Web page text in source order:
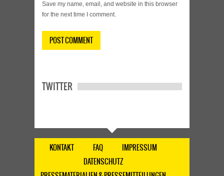
Save my name, email, and website in this browser
for the next time I comment.
TWITTER
KONTAKT FAQ
IMPRESSUM
DATENSCHUTZ